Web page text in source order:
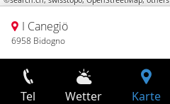
I Canegiö
6958 Bidogno
Tel Wetter Karte